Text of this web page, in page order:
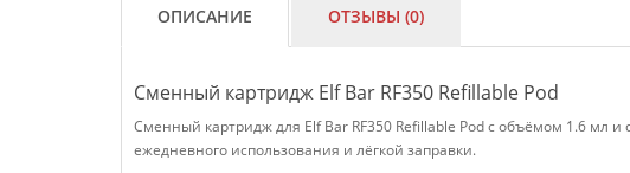
ОПИСАНИЕ ОТЗЫВЫ (0)
Сменный картридж Elf Bar RF350 Refillable Pod
Сменный картридж для Elf Bar RF350 Refillable Pod с объёмом 1.6 мл
ежедневного использования и лёгкой заправки.